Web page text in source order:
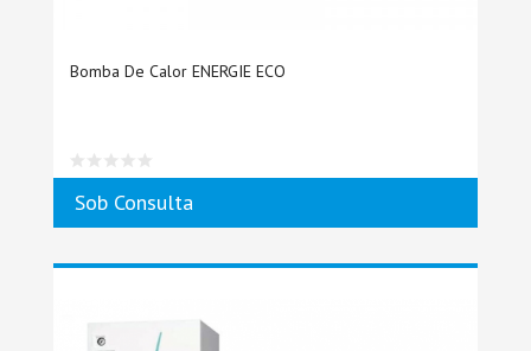
Bomba De Calor ENERGIE ECO
Sob Consulta